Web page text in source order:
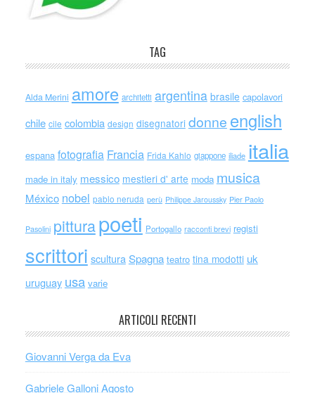
TAG
Alda Merini amore architetti argentina brasile capolavori
chile cile colombia design disegnatori donne english
espana fotografia Francia Frida Kahlo giappone iliade italia
made in italy messico mestieri d' arte moda musica
México nobel pablo neruda perù Philippe Jaroussky Pier Paolo
Pasolini pitturapoeti Portogallo racconti brevi registi
scrittori scultura Spagna teatro tina modotti uk
uruguay usa varie
ARTICOLI RECENTI
Giovanni Verga da Eva
Gabriele Galloni Agosto